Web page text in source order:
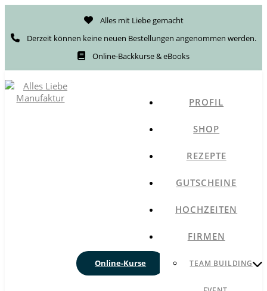
Alles mit Liebe gemacht
Derzeit können keine neuen Bestellungen angenommen werden.
Online-Backkurse & eBooks
Online-Kurse
PROFIL
SHOP
REZEPTE
GUTSCHEINE
HOCHZEITEN
FIRMEN
TEAM BUILDING